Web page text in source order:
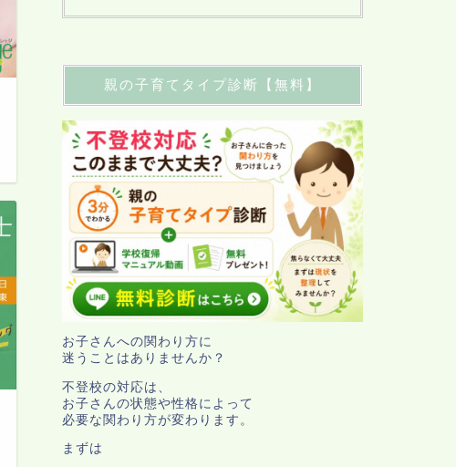
親の子育てタイプ診断【無料】
お子さんへの関わり方に
迷うことはありませんか？
不登校の対応は、
お子さんの状態や性格によって
必要な関わり方が変わります。
まずは